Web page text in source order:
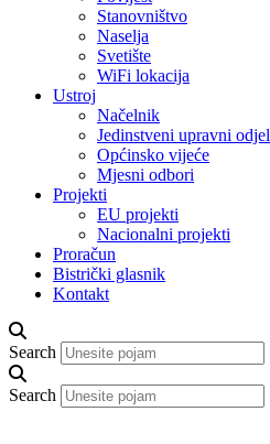
Stanovništvo
Naselja
Svetište
WiFi lokacija
Ustroj
Načelnik
Jedinstveni upravni odjel
Općinsko vijeće
Mjesni odbori
Projekti
EU projekti
Nacionalni projekti
Proračun
Bistrički glasnik
Kontakt
Search
Search